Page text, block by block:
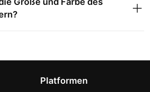
Platformen